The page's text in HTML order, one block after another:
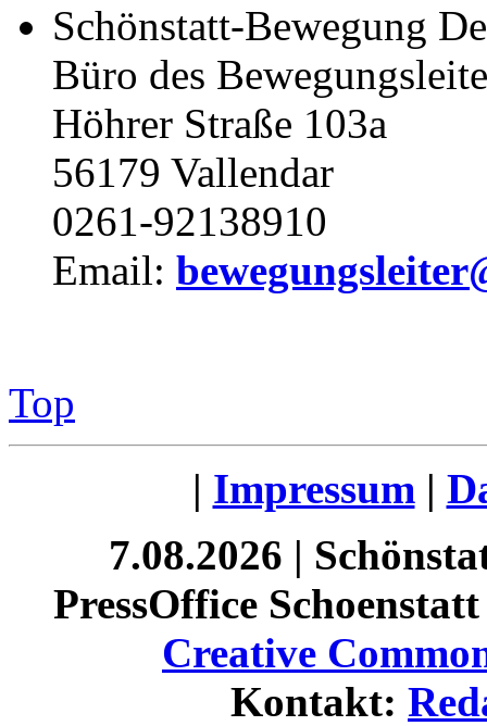
Schönstatt-Bewegung
Büro des
Höhrer Straße 103a
56179 Vallendar
0261-92138910
Email:
Top
| Impressum|
7.08.2026 |
PressOffice
Creative
Kontakt: